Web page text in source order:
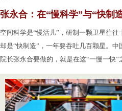
张永合：在“慢科学”与“快制
空间科学是“慢活儿”，研制一颗卫星往往
却是“快制造”，一年要吞吐几百颗星。中
院长张永合要做的，就是在这“一慢一快”